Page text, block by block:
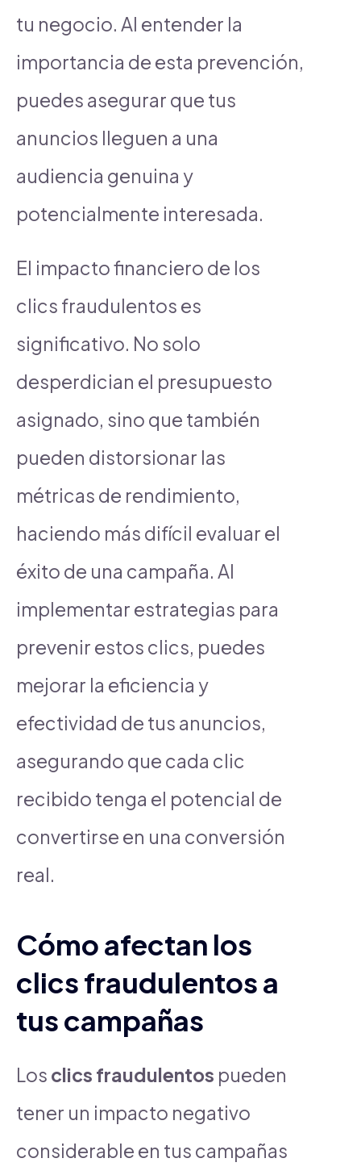
tu negocio. Al entender la
importancia de esta prevención,
puedes asegurar que tus
anuncios lleguen a una
audiencia genuina y
potencialmente interesada.
El impacto financiero de los
clics fraudulentos es
significativo. No solo
desperdician el presupuesto
asignado, sino que también
pueden distorsionar las
métricas de rendimiento,
haciendo más difícil evaluar el
éxito de una campaña. Al
implementar estrategias para
prevenir estos clics, puedes
mejorar la eficiencia y
efectividad de tus anuncios,
asegurando que cada clic
recibido tenga el potencial de
convertirse en una conversión
real.
Cómo afectan los
clics fraudulentos a
tus campañas
Los clics fraudulentos pueden
tener un impacto negativo
considerable en tus campañas